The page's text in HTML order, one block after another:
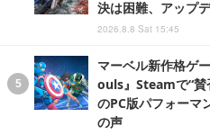
決は困難、アップ
2026.8.8 Sat 15:45
マーベル新作格ゲ
ouls』Steamで“
のPC版パフォーマ
の声